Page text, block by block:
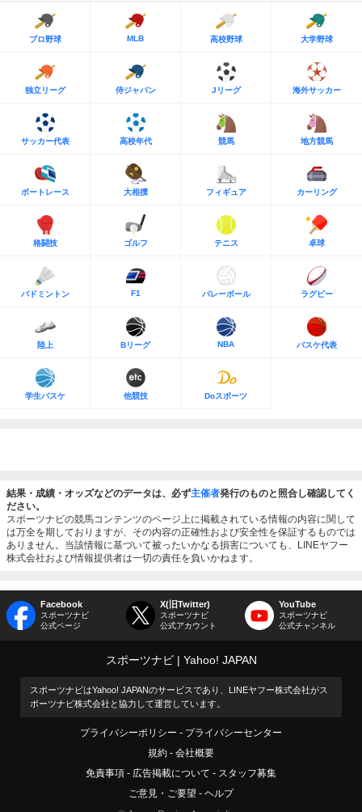
プロ野球 MLB 高校野球 大学野球
独立リーグ 侍ジャパン Jリーグ 海外サッカー
サッカー代表 高校年代 競馬 地方競馬
ボートレース 大相撲 フィギュア カーリング
格闘技 ゴルフ テニス 卓球
バドミントン F1 バレーボール ラグビー
陸上 Bリーグ NBA バスケ代表
学生バスケ 他競技 Doスポーツ
結果・成績・オッズなどのデータは、必ず主催者発行のものと照合し確認してく
ださい。
スポーツナビの競馬コンテンツのページ上に掲載されている情報の内容に関して
は万全を期しておりますが、その内容の正確性および安全性を保証するものでは
ありません。当該情報に基づいて被ったいかなる損害についても、LINEヤフー
株式会社および情報提供者は一切の責任を負いかねます。
Facebook
スポーツナビ
公式ページ
X(旧Twitter)
スポーツナビ
公式アカウント
YouTube
スポーツナビ
公式チャンネル
スポーツナビ Yahoo! JAPAN
スポーツナビはYahoo! JAPANのサービスであり、LINEヤフー株式会社がス
ポーツナビ株式会社と協力して運営しています。
プライバシーポリシー
プライバシーセンター
規約
会社概要
免責事項
広告掲載について
スタッフ募集
ご意見・ご要望
ヘルプ